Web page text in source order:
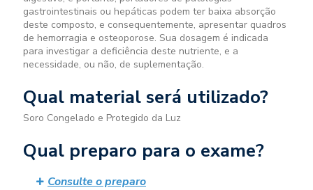
gastrointestinais ou hepáticas podem ter baixa absorção
deste composto, e consequentemente, apresentar quadros
de hemorragia e osteoporose. Sua dosagem é indicada
para investigar a deficiência deste nutriente, e a
necessidade, ou não, de suplementação.
Qual material será utilizado?
Soro Congelado e Protegido da Luz
Qual preparo para o exame?
Consulte o preparo